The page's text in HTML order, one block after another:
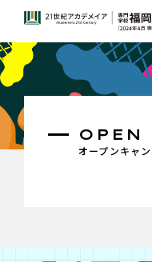
オープンキャ
OPEN